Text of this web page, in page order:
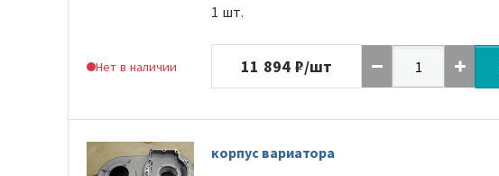
Нет в наличии
1 шт.
11 894 ₽/шт
корпус вариатора